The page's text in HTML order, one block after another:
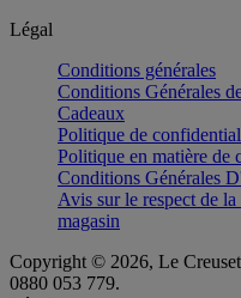
Légal
Conditions générales
Conditions Générales
Cadeaux
Politique de
Politique en matière de
Conditions Générales
Avis sur le respect de
magasin
Copyright © 2026, Le
0880 053 779.